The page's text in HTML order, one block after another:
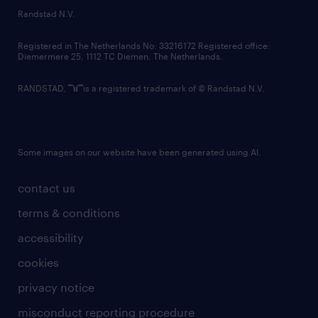
country websites
contact us
terms & conditions
accessibility
cookies
privacy notice
misconduct reporting procedure
Randstad N.V.
Registered in The Netherlands No: 33216172 Registered office:
Diemermere 25, 1112 TC Diemen, The Netherlands.
RANDSTAD, is a registered trademark of © Randstad N.V.
Some images on our website have been generated using AI.